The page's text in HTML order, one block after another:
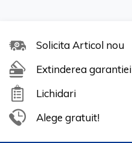
Solicita Articol nou
Extinderea garantiei
Lichidari
Alege gratuit!